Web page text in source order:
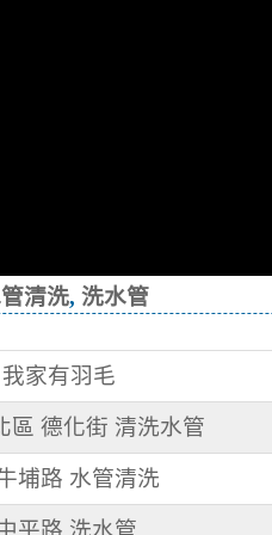
清洗, 洗水管
家有羽毛
區 德化街 清洗水管
埔路 水管清洗
平路 洗水管